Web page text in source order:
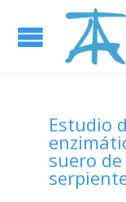
Estudio
suero